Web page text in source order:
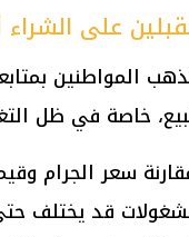
على الشراء
المواطنين
خاصة في ظل
سعر الجرام
قد يختلف